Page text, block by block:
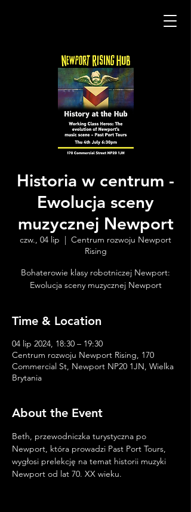
Historia w centrum -
Ewolucja sceny
muzycznej Newport
czw., 04 lip
  |
Centrum rozwoju Newport
Rising
Bohaterowie klasy robotniczej Newport:
Ewolucja sceny muzycznej Newport
Time & Location
04 lip 2024, 18:30 – 19:30
Centrum rozwoju Newport Rising, 170
Commercial St, Newport NP20 1JN, Wielka
Brytania
About the Event
Beth, przewodniczka turystyczna po
Newport, która prowadzi Past Port Tours,
wygłosi prelekcję na temat historii muzyki
Newport od lat 70. XX wieku.